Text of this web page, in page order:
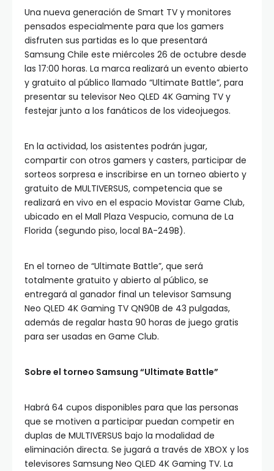
Una nueva generación de Smart TV y monitores
pensados especialmente para que los gamers
disfruten sus partidas es lo que presentará
Samsung Chile este miércoles 26 de octubre desde
las 17:00 horas. La marca realizará un evento abierto
y gratuito al público llamado “Ultimate Battle”, para
presentar su televisor Neo QLED 4K Gaming TV y
festejar junto a los fanáticos de los videojuegos.
En la actividad, los asistentes podrán jugar,
compartir con otros gamers y casters, participar de
sorteos sorpresa e inscribirse en un torneo abierto y
gratuito de MULTIVERSUS, competencia que se
realizará en vivo en el espacio Movistar Game Club,
ubicado en el Mall Plaza Vespucio, comuna de La
Florida (segundo piso, local BA-249B).
En el torneo de “Ultimate Battle”, que será
totalmente gratuito y abierto al público, se
entregará al ganador final un televisor Samsung
Neo QLED 4K Gaming TV QN90B de 43 pulgadas,
además de regalar hasta 90 horas de juego gratis
para ser usadas en Game Club.
Sobre el torneo Samsung “Ultimate Battle”
Habrá 64 cupos disponibles para que las personas
que se motiven a participar puedan competir en
duplas de MULTIVERSUS bajo la modalidad de
eliminación directa. Se jugará a través de XBOX y los
televisores Samsung Neo QLED 4K Gaming TV. La